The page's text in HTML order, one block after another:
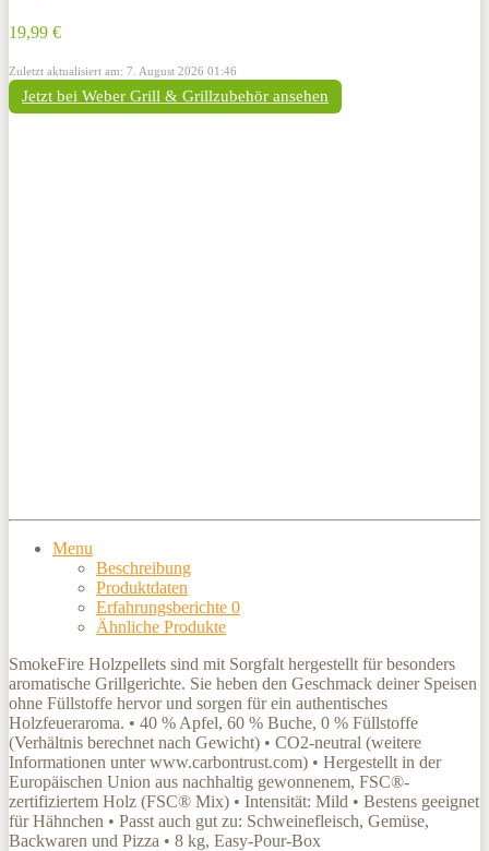
19,99 €
Zuletzt aktualisiert am: 7. August 2026 01:46
Jetzt bei Weber Grill & Grillzubehör ansehen
Menu
Beschreibung
Produktdaten
Erfahrungsberichte 0
Ähnliche Produkte
SmokeFire Holzpellets sind mit Sorgfalt hergestellt für besonders
aromatische Grillgerichte. Sie heben den Geschmack deiner Speisen
ohne Füllstoffe hervor und sorgen für ein authentisches
Holzfeueraroma. • 40 % Apfel, 60 % Buche, 0 % Füllstoffe
(Verhältnis berechnet nach Gewicht) • CO2-neutral (weitere
Informationen unter www.carbontrust.com) • Hergestellt in der
Europäischen Union aus nachhaltig gewonnenem, FSC®-
zertifiziertem Holz (FSC® Mix) • Intensität: Mild • Bestens geeignet
für Hähnchen • Passt auch gut zu: Schweinefleisch, Gemüse,
Backwaren und Pizza • 8 kg, Easy-Pour-Box